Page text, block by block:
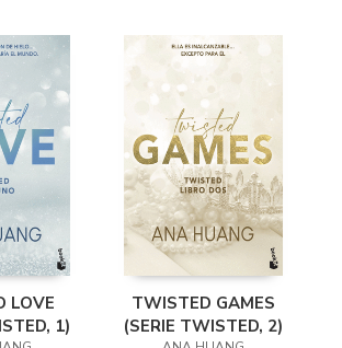
LOVE
1)
TWISTED GAMES
(SERIE TWISTED, 2)